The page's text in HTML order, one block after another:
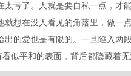
太亏了。人就是要自私一点，才
就想在没人看见的角落里，做一
出的爱也是有限的。一旦陷入两
似平和的表面，背后都隐藏着